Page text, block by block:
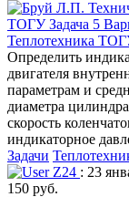
Теплотехника
Определить
двигателя
параметрам и
диаметра
скорость
индикаторное
Задачи
Z24 : 23
150 руб.